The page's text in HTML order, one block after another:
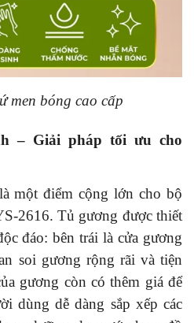
men bóng cao cấp
– Giải pháp tối ưu cho
một điểm cộng lớn cho bộ
2616. Tủ gương được thiết
đáo: bên trái là cửa gương
soi gương rộng rãi và tiện
gương còn có thêm giá để
dùng dễ dàng sắp xếp các